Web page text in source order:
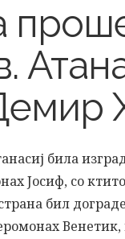
била
Јосиф, со
бил